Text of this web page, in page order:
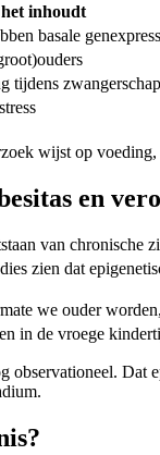
inhoudt
basale
tijdens zwangerschap
wijst op
en
van
zien dat
we ouder
in de vroege
observationeel. Dat